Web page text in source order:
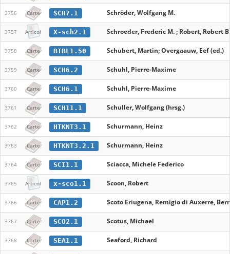
3756 Carte SCH7.1 Schröder, Wolfgang M.
3757 Articol X-sch2.1 Schroeder, Frederic M. ; Robert, Robert B.
3758 Carte BIBL1.50 Schubert, Martin; Overgaauw, Eef (ed.)
3759 Carte SCH6.2 Schuhl, Pierre-Maxime
3760 Carte SCH6.1 Schuhl, Pierre-Maxime
3761 Carte SCH11.1 Schuller, Wolfgang (hrsg.)
3762 Carte HTKNT3.1 Schurmann, Heinz
3763 Carte HTKNT3.2.1 Schurmann, Heinz
3764 Carte SCI1.1 Sciacca, Michele Federico
3765 Articol x-sco1.1 Scoon, Robert
3766 Carte CAP1.2 Scoto Eriugena, Remigio di Auxerre,
3767 Carte SCO2.1 Scotus, Michael
3768 Carte SEA1.1 Seaford, Richard